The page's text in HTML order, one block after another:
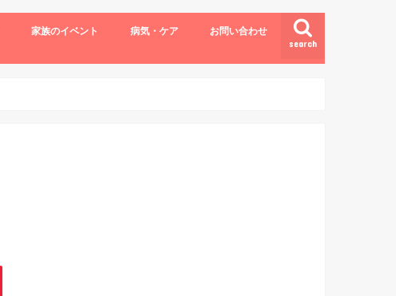
search
家族のイベント 病気・ケア お問い合わせ